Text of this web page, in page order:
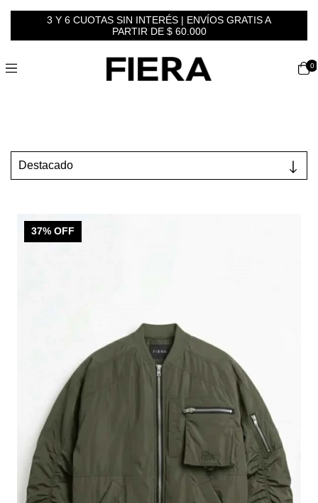
3 Y 6 CUOTAS SIN INTERÉS | ENVÍOS GRATIS A
PARTIR DE $ 60.000
0
37% OFF